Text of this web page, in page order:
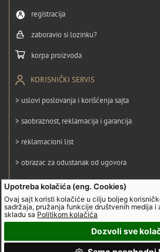
Upotreba kolačića (eng. Cookies)
Ovaj sajt koristi kolačiće u cilju boljeg
sadržaja, pružanja funkcije društvenih medija i
skladu sa Politikom kolačića
Dozvoli sve
registracija
zaboravio si lozinku?
korpa proizvoda
KORISNIČKI SERVIS
> uslovi poslovanja i korišćenja sajta
> saobraznost, reklamacija i garancija
> reklamacioni list
> obrazac za odustanak od ugovora
> politika privatnosti
> politika kolačića
© UltraGroup. Sva prava